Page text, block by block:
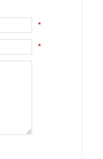
*
*